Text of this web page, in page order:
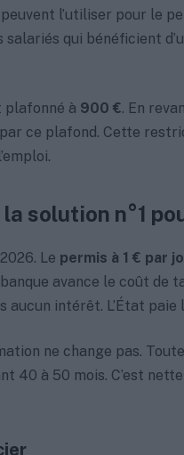
l’utiliser pour le
qui bénéficient
plafonné à 900 €. En
ce plafond. Cette
solution n°1
Le permis à 1 € par
avance le coût de
aucun intérêt. L’État
ne change pas.
40 à 50 mois. C’est